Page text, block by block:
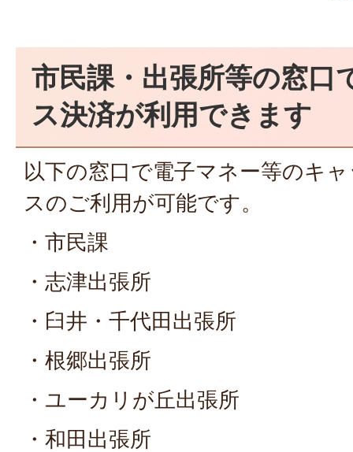
市民課・出張所等の窓口
ス決済が利用できます
以下の窓口で電子マネー等のキ
スのご利用が可能です。
・市民課
・志津出張所
・臼井・千代田出張所
・根郷出張所
・ユーカリが丘出張所
・和田出張所